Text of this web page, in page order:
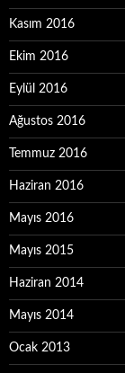
Kasım 2016
Ekim 2016
Eylül 2016
Ağustos 2016
Temmuz 2016
Haziran 2016
Mayıs 2016
Mayıs 2015
Haziran 2014
Mayıs 2014
Ocak 2013